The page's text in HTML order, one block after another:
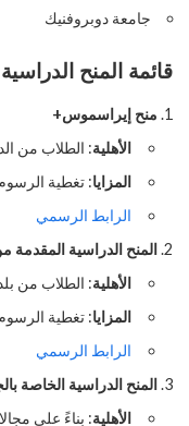
جامعة دوبروفنيك
قائمة المنح
منح إيراسموس+
الأهلية: الطلاب من
المزايا: تغطية
الرابط الرسمي
المنح الدراسية المقدمة
الأهلية: الطلاب من
المزايا: تغطية
الرابط الرسمي
المنح الدراسية الخاصة
الأهلية: بناءً على